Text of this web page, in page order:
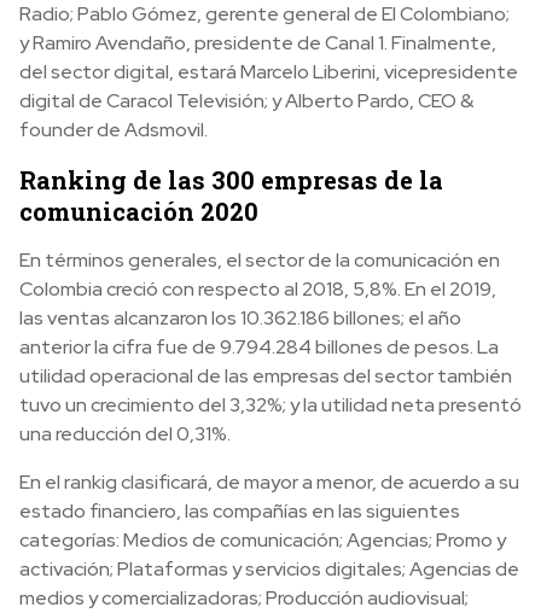
Radio; Pablo Gómez, gerente general de El Colombiano;
y Ramiro Avendaño, presidente de Canal 1. Finalmente,
del sector digital, estará Marcelo Liberini, vicepresidente
digital de Caracol Televisión; y Alberto Pardo, CEO &
founder de Adsmovil.
Ranking de las 300 empresas de la
comunicación 2020
En términos generales, el sector de la comunicación en
Colombia creció con respecto al 2018, 5,8%. En el 2019,
las ventas alcanzaron los 10.362.186 billones; el año
anterior la cifra fue de 9.794.284 billones de pesos. La
utilidad operacional de las empresas del sector también
tuvo un crecimiento del 3,32%; y la utilidad neta presentó
una reducción del 0,31%.
En el rankig clasificará, de mayor a menor, de acuerdo a su
estado financiero, las compañías en las siguientes
categorías: Medios de comunicación; Agencias; Promo y
activación; Plataformas y servicios digitales; Agencias de
medios y comercializadoras; Producción audiovisual;